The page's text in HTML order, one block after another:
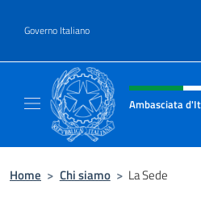
Governo Italiano
Intestazione sito,
Ambasciata
Home > Chi siamo > La Sede